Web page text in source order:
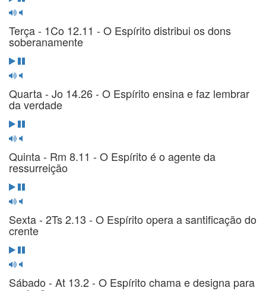
Terça - 1Co 12.11 - O Espírito distribui os dons
soberanamente
Quarta - Jo 14.26 - O Espírito ensina e faz lembrar
da verdade
Quinta - Rm 8.11 - O Espírito é o agente da
ressurreição
Sexta - 2Ts 2.13 - O Espírito opera a santificação do
crente
Sábado - At 13.2 - O Espírito chama e designa para